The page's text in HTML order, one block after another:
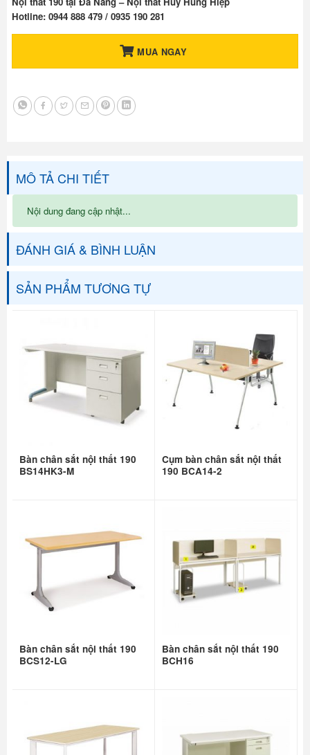
Hotline: 0944 888 479 / 0935 190 281
MUA NGAY
MÔ TẢ CHI TIẾT
Nội dung đang cập nhật...
ĐÁNH GIÁ & BÌNH LUẬN
SẢN PHẨM TƯƠNG TỰ
Bàn chân sắt nội thất 190
BS14HK3-M
Cụm bàn chân sắt nội thất
190 BCA14-2
Bàn chân sắt nội thất 190
BCS12-LG
Bàn chân sắt nội thất 190
BCH16